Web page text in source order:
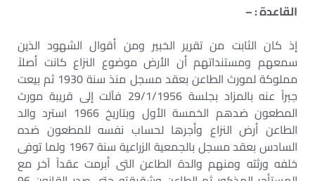
القاعدة : –
إذ كان الثابت من تقرير الخبير ومن أقوال الشهود الذين
سمعهم ومستنداتهم أن الأرض موضوع النزاع كانت أصلاً
مملوكة لمورث الطاعن بعقد مسجل منذ سنة 1930 ثم بيعت
جبراً عنه بالمزاد بجلسة 29/1/1956 فآلت إلى قريبة مورث
المطعون ضدهم الخمسة الأول وبتاريخ 1966 استرد والد
الطاعن أرض النزاع وأجرها لحساب نفسه للمطعون ضده
السادس بعقد مسجل بالجمعية الزراعية سنة 1967 ولما توفى
خلفه ورثته ومنهم والدة الطاعن التى أبرمت عقداً آخر مع